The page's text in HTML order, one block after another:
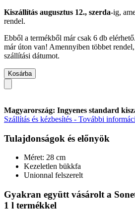
Kiszállítás augusztus 12., szerda-ig,
rendel.
Ebből a termékből már csak 6 db
már úton van! Amennyiben többet
szállítási dátumot.
Kosárba
Magyarország: Ingyenes standard
Szállítás és kézbesítés - További
Tulajdonságok és előnyök
Méret: 28 cm
Kezeletlen bükkfa
Unionnal felszerelt
Gyakran együtt vásárolt a
1 l termékkel